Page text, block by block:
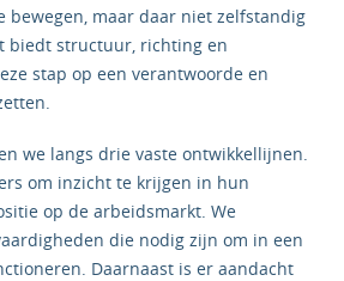
bewegen, maar daar niet zelfstandig
biedt structuur, richting en
stap op een verantwoorde en
we langs drie vaste ontwikkellijnen.
om inzicht te krijgen in hun
op de arbeidsmarkt. We
die nodig zijn om in een
Daarnaast is er aandacht